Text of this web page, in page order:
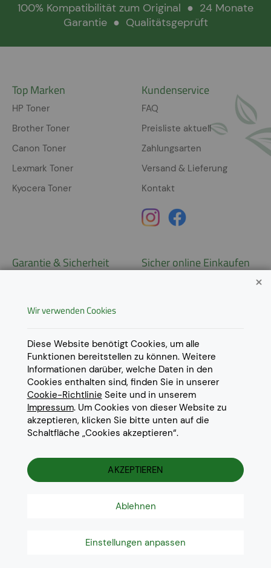
100% Kompatibilität zum Original ● 24 Monate
Garantie ● Qualitätsgeprüft
Top Marken
HP Toner
Brother Toner
Canon Toner
Lexmark Toner
Kyocera Toner
Kundenservice
FAQ
Preisliste aktuell
Zahlungsarten
Versand & Lieferung
Kontakt
Garantie & Sicherheit
Datenschutz
Impressum
Cookie Einstellungen
Sicher online Einkaufen
Lieferungen in weitere Länder
gerne aufAnfrage
Die aufgeführten Markennamen und Warenzeichen dienen
ausschliesslich zur Beschreibung unserer Produkte und sind
Warenzeichen der jeweiligen Eigentümer.
Wir verwenden Cookies
Diese Website benötigt Cookies, um alle
Funktionen bereitstellen zu können. Weitere
Informationen darüber, welche Daten in den
Cookies enthalten sind, finden Sie in unserer
Cookie-Richtlinie Seite und in unserem
Impressum. Um Cookies von dieser Website zu
akzeptieren, klicken Sie bitte unten auf die
Schaltfläche „Cookies akzeptieren“.
AKZEPTIEREN
Ablehnen
Einstellungen anpassen